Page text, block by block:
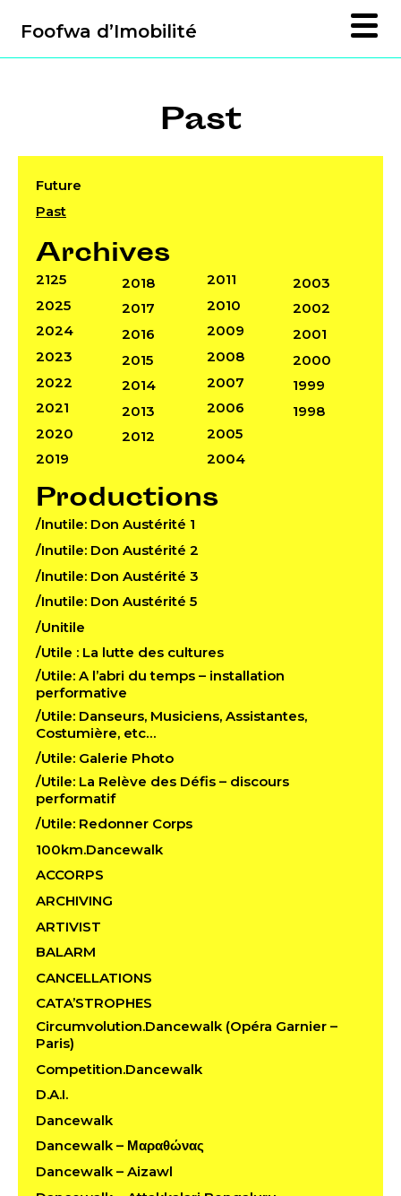
Foofwa d’Imobilité
Past
Future
Past
Archives
2125
2025
2024
2023
2022
2021
2020
2019
2018
2017
2016
2015
2014
2013
2012
2011
2010
2009
2008
2007
2006
2005
2004
2003
2002
2001
2000
1999
1998
Productions
/Inutile: Don Austérité 1
/Inutile: Don Austérité 2
/Inutile: Don Austérité 3
/Inutile: Don Austérité 5
/Unitile
/Utile : La lutte des cultures
/Utile: A l’abri du temps – installation
performative
/Utile: Danseurs, Musiciens, Assistantes,
Costumière, etc…
/Utile: Galerie Photo
/Utile: La Relève des Défis – discours
performatif
/Utile: Redonner Corps
100km.Dancewalk
ACCORPS
ARCHIVING
ARTIVIST
BALARM
CANCELLATIONS
CATA’STROPHES
Circumvolution.Dancewalk (Opéra Garnier –
Paris)
Competition.Dancewalk
D.A.I.
Dancewalk
Dancewalk – Μαραθώνας
Dancewalk – Aizawl